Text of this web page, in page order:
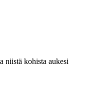
niistä kohista aukesi